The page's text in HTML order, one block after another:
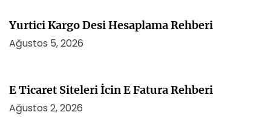
Yurtici Kargo Desi Hesaplama Rehberi
Ağustos 5, 2026
E Ticaret Siteleri İcin E Fatura Rehberi
Ağustos 2, 2026